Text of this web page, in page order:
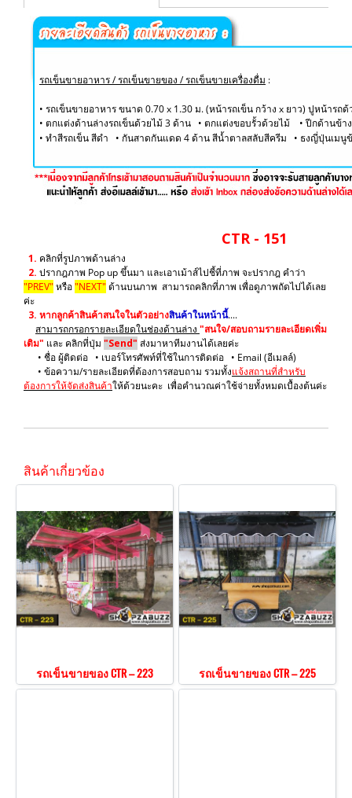
รถเข็นขายอาหาร / รถเข็นขายของ / รถเข็นขายเครื่องดื่ม :
• รถเข็นขายอาหาร ขนาด 0.70 x 1.30 ม. (หน้ารถเข็น กว้าง x ยาว) ปูหน้าร
• ตกแต่งด้านล่างรถเข็นด้วยไม้ 3 ด้าน • ตกแต่งขอบรั้วด้วยไม้ • ปีกด้านข้า
​• ทำสีรถเข็น สีดำ ​• กันสาดกันแดด 4 ด้าน สีน้ำตาลสลับสีครีม ​• ธงญี่ปุ่นเม
CTR - 151
1. คลิกที่รูปภาพด้านล่าง
2. ปรากฎภาพ Pop up ขึ้นมา และเอาเม้าส์ไปชี้ที่ภาพ จะปรากฎ คำว่า
"PREV" หรือ"NEXT" ด้านบนภาพ สามารถคลิกที่ภาพ เพื่อดูภาพถัดไปได้เลย
ค่ะ
3. หากลูกค้าสินค้าสนใจในตัวอย่างสินค้าในหน้านี้....
สามารถกรอกรายละเอียดในช่องด้านล่าง "สนใจ/สอบถามรายละเอียดเพิ่ม
เติม" และ คลิกที่ปุ่ม "Send" ส่งมาหาทีมงานได้เลยค่ะ
• ชื่อ ผู้ติดต่อ • เบอร์โทรศัพท์ที่ใช้ในการติดต่อ • Email (อีเมลล์)
• ข้อความ/รายละเอียดที่ต้องการสอบถาม รวมทั้งแจ้งสถานที่สำหรับ
ต้องการให้จัดส่งสินค้าให้ด้วยนะคะ เพื่อคำนวณค่าใช้จ่ายทั้งหมดเบื้องต้นค่ะ
สินค้าเกี่ยวข้อง
รถเข็นขายของ CTR – 223 รถเข็นขายของ CTR – 225